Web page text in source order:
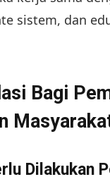
sistem, dan
Bagi
Dilakukan